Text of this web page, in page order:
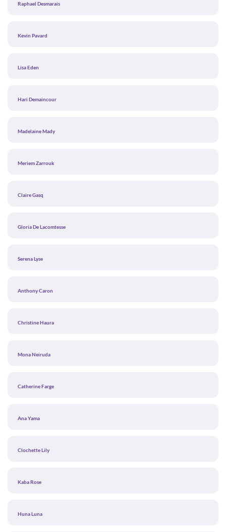
Raphael Desmarais
Kevin Pavard
Lisa Eden
Hari Demaincour
Madelaine Mady
Meriem Zarrouk
Claire Gasq
Gloria De Lacomtesse
Serena Lyse
Anthony Caron
Christine Haura
Mona Neiruda
Catherine Farge
Ana Yama
Clochette Lily
Kaba Rose
Huna Luna